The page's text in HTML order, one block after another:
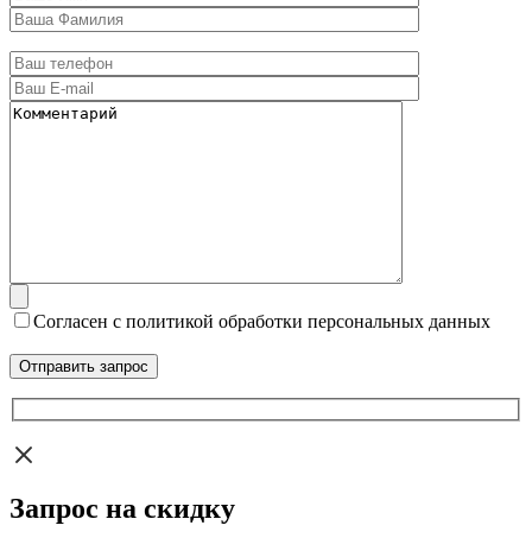
Согласен с политикой обработки персональных данных
Запрос на скидку